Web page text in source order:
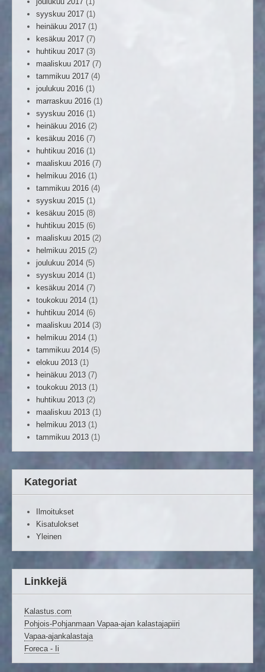
syyskuu 2017 (1)
heinäkuu 2017 (1)
kesäkuu 2017 (7)
huhtikuu 2017 (3)
maaliskuu 2017 (7)
tammikuu 2017 (4)
joulukuu 2016 (1)
marraskuu 2016 (1)
syyskuu 2016 (1)
heinäkuu 2016 (2)
kesäkuu 2016 (7)
huhtikuu 2016 (1)
maaliskuu 2016 (7)
helmikuu 2016 (1)
tammikuu 2016 (4)
syyskuu 2015 (1)
kesäkuu 2015 (8)
huhtikuu 2015 (6)
maaliskuu 2015 (2)
helmikuu 2015 (2)
joulukuu 2014 (5)
syyskuu 2014 (1)
kesäkuu 2014 (7)
toukokuu 2014 (1)
huhtikuu 2014 (6)
maaliskuu 2014 (3)
helmikuu 2014 (1)
tammikuu 2014 (5)
elokuu 2013 (1)
heinäkuu 2013 (7)
toukokuu 2013 (1)
huhtikuu 2013 (2)
maaliskuu 2013 (1)
helmikuu 2013 (1)
tammikuu 2013 (1)
Kategoriat
Ilmoitukset
Kisatulokset
Yleinen
Linkkejä
Kalastus.com
Pohjois-Pohjanmaan Vapaa-ajan kalastajapiiri
Vapaa-ajankalastaja
Foreca - Ii